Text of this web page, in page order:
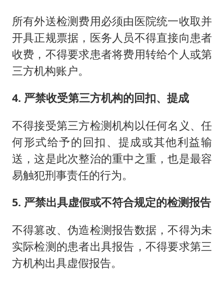
所有外送检测费用必须由医院统一收取并
开具正规票据，医务人员不得直接向患者
收费，不得要求患者将费用转给个人或第
三方机构账户。
4. 严禁收受第三方机构的回扣、提成
不得接受第三方检测机构以任何名义、任
何形式给予的回扣、提成或其他利益输
送，这是此次整治的重中之重，也是最容
易触犯刑事责任的行为。
5. 严禁出具虚假或不符合规定的检测报告
不得篡改、伪造检测报告数据，不得为未
实际检测的患者出具报告，不得要求第三
方机构出具虚假报告。